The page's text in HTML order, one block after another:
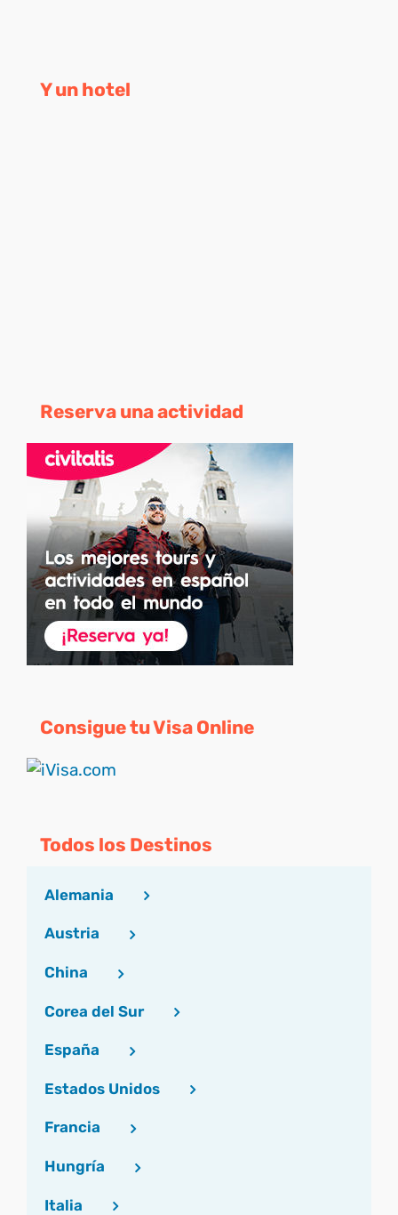
Y un hotel
Reserva una actividad
Consigue tu Visa Online
Todos los Destinos
Alemania
Austria
China
Corea del Sur
España
Estados Unidos
Francia
Hungría
Italia